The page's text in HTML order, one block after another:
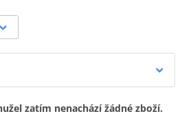
zatím nenachází žádné zboží.